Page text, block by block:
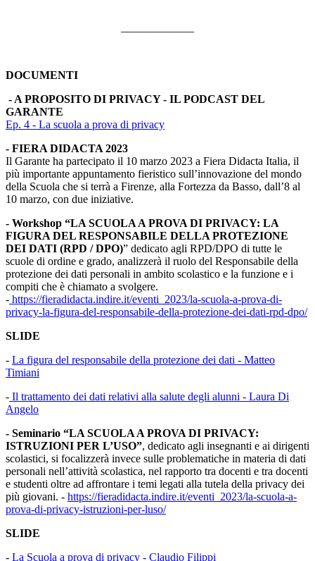
DOCUMENTI
- A PROPOSITO DI PRIVACY - IL PODCAST DEL
GARANTE
Ep. 4 - La scuola a prova di privacy
- FIERA DIDACTA 2023
Il Garante ha partecipato il 10 marzo 2023 a Fiera Didacta Italia, il
più importante appuntamento fieristico sull’innovazione del mondo
della Scuola che si terrà a Firenze, alla Fortezza da Basso, dall’8 al
10 marzo, con due iniziative.
- Workshop “LA SCUOLA A PROVA DI PRIVACY: LA
FIGURA DEL RESPONSABILE DELLA PROTEZIONE
DEI DATI (RPD / DPO)” dedicato agli RPD/DPO di tutte le
scuole di ordine e grado, analizzerà il ruolo del Responsabile della
protezione dei dati personali in ambito scolastico e la funzione e i
compiti che è chiamato a svolgere.
- https://fieradidacta.indire.it/eventi_2023/la-scuola-a-prova-di-
privacy-la-figura-del-responsabile-della-protezione-dei-dati-rpd-dpo/
SLIDE
- La figura del responsabile della protezione dei dati - Matteo
Timiani
- Il trattamento dei dati relativi alla salute degli alunni - Laura Di
Angelo
- Seminario “LA SCUOLA A PROVA DI PRIVACY:
ISTRUZIONI PER L’USO”, dedicato agli insegnanti e ai dirigenti
scolastici, si focalizzerà invece sulle problematiche in materia di dati
personali nell’attività scolastica, nel rapporto tra docenti e tra docenti
e studenti oltre ad affrontare i temi legati alla tutela della privacy dei
più giovani. - https://fieradidacta.indire.it/eventi_2023/la-scuola-a-
prova-di-privacy-istruzioni-per-luso/
SLIDE
- La Scuola a prova di privacy - Claudio Filippi